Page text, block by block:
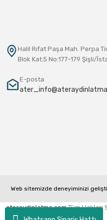
Web sitemizde deneyiminizi
Halil Rıfat Paşa Mah. Perpa
Blok Kat:5 No:177-179 Şişli/
E-posta
ateraydinlatma.comTüm Hakları